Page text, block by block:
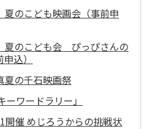
のこども映画会（事前申
夏のこども会 ぴっぴさんの
込）
の千石映画祭
ーワードラリー」
開催 めじろうからの挑戦状